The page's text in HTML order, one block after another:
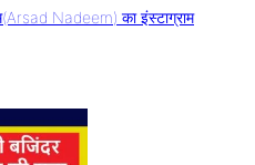
Nadeem) का इंस्टाग्राम